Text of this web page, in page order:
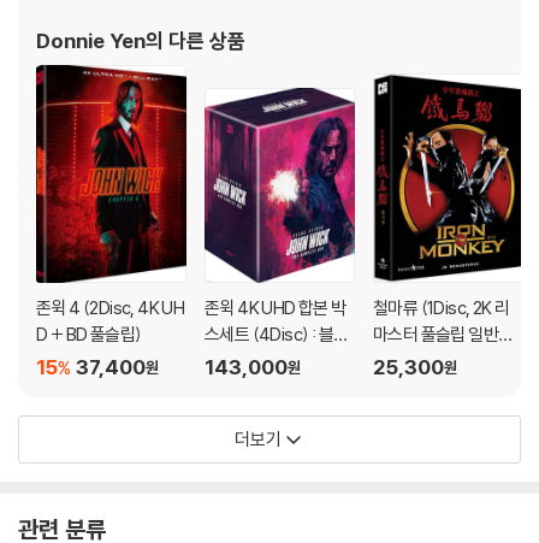
었고, <정무문>은 우리나라에 방영되기도 했다.
Donnie Yen의 다른 상품
존윅 4 (2Disc, 4K UH
D + BD 풀슬립)
37,400원
15%
존윅 4K UHD 합본 박
스세트 (4Disc) : 블루
레이
143,000원
철마류 (1Disc, 2K 리
마스터 풀슬립 일반판)
: 블루레이
25,300원
더보기
관련 분류